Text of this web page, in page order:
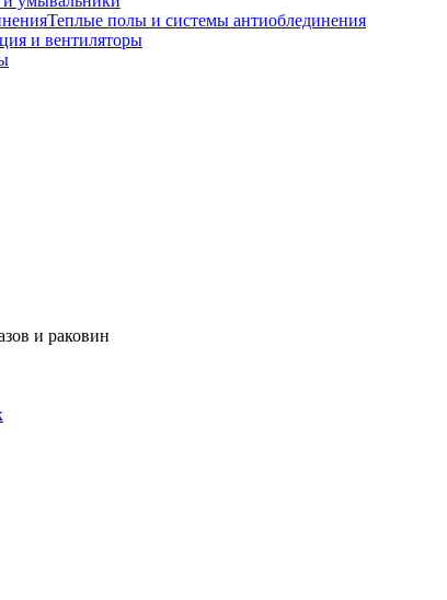
Теплые полы и системы антиоблединения
и вентиляторы
и раковин